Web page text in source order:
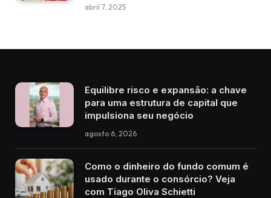
abril 7, 2025
Equilibre risco e expansão: a chave
para uma estrutura de capital que
impulsiona seu negócio
agosto 6, 2026
Como o dinheiro do fundo comum é
usado durante o consórcio? Veja
com Tiago Oliva Schietti